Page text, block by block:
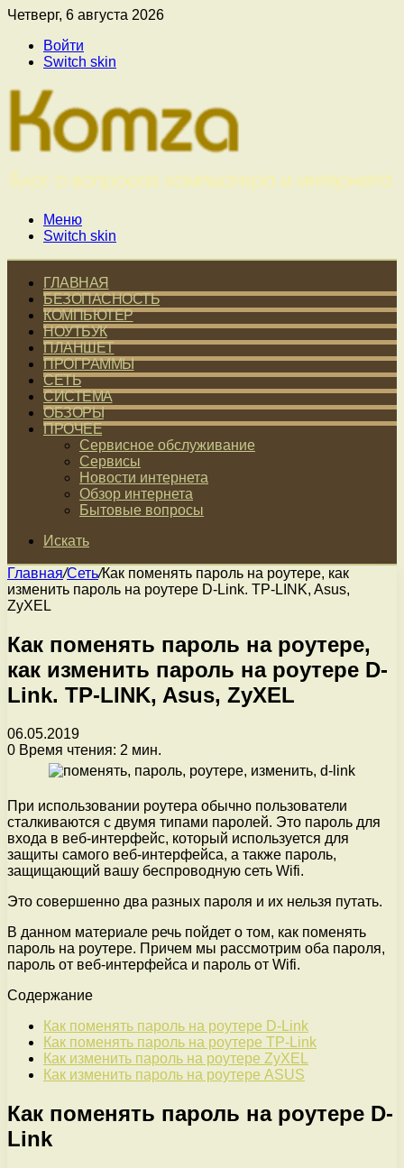
Четверг, 6 августа 2026
Войти
Switch skin
Меню
Switch skin
ГЛАВНАЯ
БЕЗОПАСНОСТЬ
КОМПЬЮТЕР
НОУТБУК
ПЛАНШЕТ
ПРОГРАММЫ
СЕТЬ
СИСТЕМА
ОБЗОРЫ
ПРОЧЕЕ
Сервисное обслуживание
Сервисы
Новости интернета
Обзор интернета
Бытовые вопросы
Искать
Главная/Сеть/Как поменять пароль на роутере, как
изменить пароль на роутере D-Link. TP-LINK, Asus,
ZyXEL
Как поменять пароль на роутере,
как изменить пароль на роутере D-
Link. TP-LINK, Asus, ZyXEL
06.05.2019
0 Время чтения: 2 мин.
При использовании роутера обычно пользователи
сталкиваются с двумя типами паролей. Это пароль для
входа в веб-интерфейс, который используется для
защиты самого веб-интерфейса, а также пароль,
защищающий вашу беспроводную сеть Wifi.
Это совершенно два разных пароля и их нельзя путать.
В данном материале речь пойдет о том, как поменять
пароль на роутере. Причем мы рассмотрим оба пароля,
пароль от веб-интерфейса и пароль от Wifi.
Содержание
Как поменять пароль на роутере D-Link
Как поменять пароль на роутере TP-Link
Как изменить пароль на роутере ZyXEL
Как изменить пароль на роутере ASUS
Как поменять пароль на роутере D-
Link